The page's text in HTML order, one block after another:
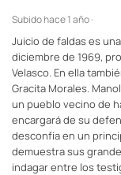
Subidohace 1 año ·
Juicio de faldas es
diciembre de 1969,
Velasco. En ella
Gracita Morales.
un pueblo vecino de
encargará de su
desconfía en un
demuestra sus
indagar entre los